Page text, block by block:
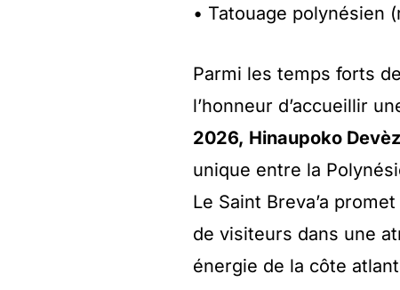
• Tatouage polynésien
Parmi les temps forts
l’honneur d’accueillir
2026, Hinaupoko
unique entre la
Le Saint Breva’a
de visiteurs dans une
énergie de la côte